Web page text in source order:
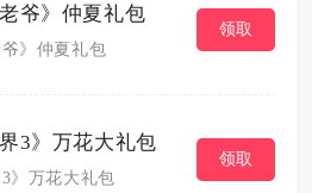
老爷》仲夏礼包
爷》仲夏礼包
领取
界3》万花大礼包
3》万花大礼包
领取